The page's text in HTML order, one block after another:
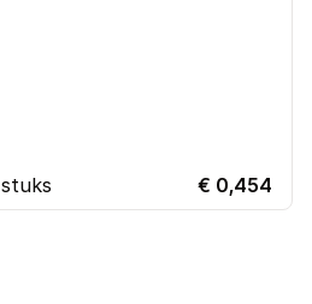
€ 0,454